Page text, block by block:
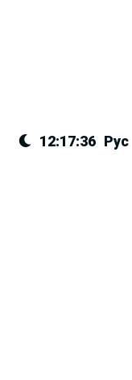
12:17:36 Рус